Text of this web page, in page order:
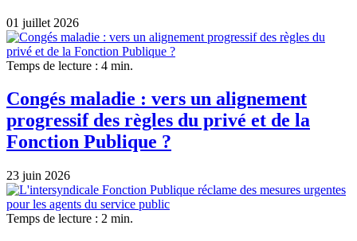
01 juillet 2026
Temps de lecture : 4 min.
Congés maladie : vers un alignement
progressif des règles du privé et de la
Fonction Publique ?
23 juin 2026
Temps de lecture : 2 min.